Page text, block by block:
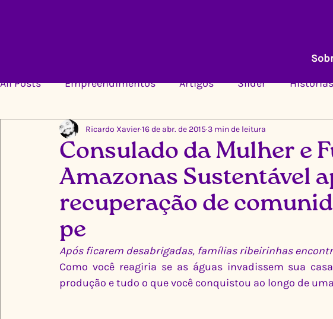
All Posts
Empreendimentos Artigos Slider
Consulado da Mulher e
Amazonas Sustentável
recuperação de
pe
Ricardo Xavier16 de abr. de 2015 3 min de leitura
Após ficarem desabrigadas, famílias ribeirinhas
Como você reagiria se as águas invadissem sua
produção e tudo o que você conquistou ao longo de